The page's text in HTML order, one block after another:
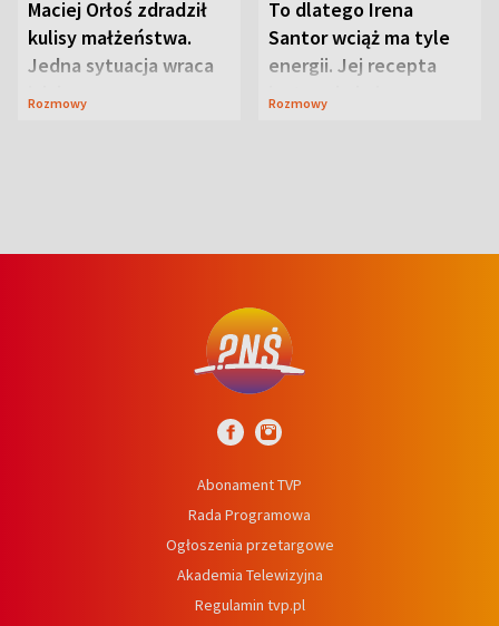
Maciej Orłoś zdradził
kulisy małżeństwa.
Jedna sytuacja wraca
jak bumerang
Rozmowy
To dlatego Irena
Santor wciąż ma tyle
energii. Jej recepta
jest zaskakująco
Rozmowy
Abonament TVP
Rada Programowa
Ogłoszenia przetargowe
Akademia Telewizyjna
Regulamin tvp.pl